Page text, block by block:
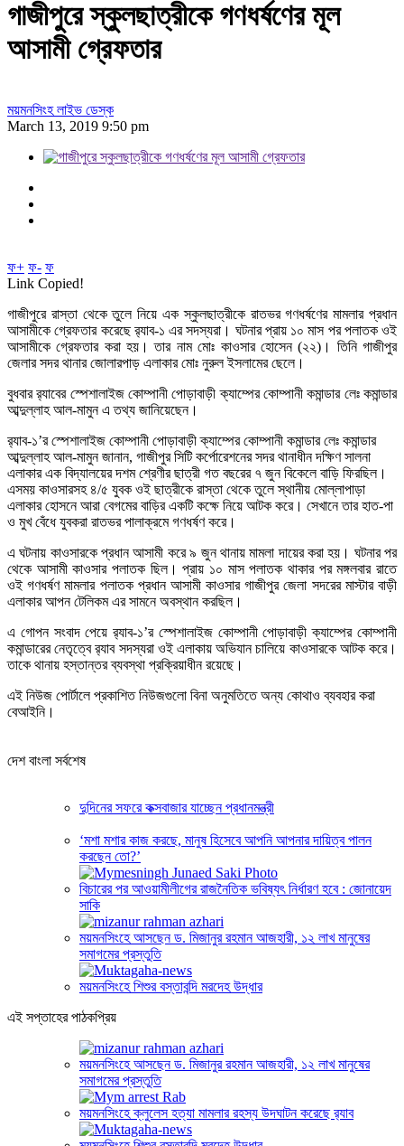
গাজীপুরে স্কুলছাত্রীকে গণধর্ষণের মূল
আসামী গ্রেফতার
ময়মনসিংহ লাইভ ডেস্ক
March 13, 2019 9:50 pm
ফ+ ফ- ফ
Link Copied!
গাজীপুরে রাস্তা থেকে তুলে নিয়ে এক স্কুলছাত্রীকে রাতভর গণধর্ষণের মামলার প্রধান
আসামীকে গ্রেফতার করেছে র‌্যাব-১ এর সদস্যরা। ঘটনার প্রায় ১০ মাস পর পলাতক ওই
আসামীকে গ্রেফতার করা হয়। তার নাম মোঃ কাওসার হোসেন (২২)। তিনি গাজীপুর
জেলার সদর থানার জোলারপাড় এলাকার মোঃ নুরুল ইসলামের ছেলে।
বুধবার র‌্যাবের স্পেশালাইজ কোম্পানী পোড়াবাড়ী ক্যাম্পের কোম্পানী কমান্ডার লেঃ কমান্ডার
আব্দুল্লাহ আল-মামুন এ তথ্য জানিয়েছেন।
র‌্যাব-১’র স্পেশালাইজ কোম্পানী পোড়াবাড়ী ক্যাম্পের কোম্পানী কমান্ডার লেঃ কমান্ডার
আব্দুল্লাহ আল-মামুন জানান, গাজীপুর সিটি কর্পোরেশনের সদর থানাধীন দক্ষিণ সালনা
এলাকার এক বিদ্যালয়ের দশম শ্রেণীর ছাত্রী গত বছরের ৭ জুন বিকেলে বাড়ি ফিরছিল।
এসময় কাওসারসহ ৪/৫ যুবক ওই ছাত্রীকে রাস্তা থেকে তুলে স্থানীয় মোল্লাপাড়া
এলাকার হোসনে আরা বেগমের বাড়ির একটি কক্ষে নিয়ে আটক করে। সেখানে তার হাত-পা
ও মুখ বেঁধে যুবকরা রাতভর পালাক্রমে গণধর্ষণ করে।
এ ঘটনায় কাওসারকে প্রধান আসামী করে ৯ জুন থানায় মামলা দায়ের করা হয়। ঘটনার পর
থেকে আসামী কাওসার পলাতক ছিল। প্রায় ১০ মাস পলাতক থাকার পর মঙ্গলবার রাতে
ওই গণধর্ষণ মামলার পলাতক প্রধান আসামী কাওসার গাজীপুর জেলা সদরের মাস্টার বাড়ী
এলাকার আপন টেলিকম এর সামনে অবস্থান করছিল।
এ গোপন সংবাদ পেয়ে র‌্যাব-১’র স্পেশালাইজ কোম্পানী পোড়াবাড়ী ক্যাম্পের কোম্পানী
কমান্ডারের নেতৃত্বে র‌্যাব সদস্যরা ওই এলাকায় অভিযান চালিয়ে কাওসারকে আটক করে।
তাকে থানায় হস্তান্তর ব্যবস্থা প্রক্রিয়াধীন রয়েছে।
এই নিউজ পোর্টালে প্রকাশিত নিউজগুলো বিনা অনুমতিতে অন্য কোথাও ব্যবহার করা
বেআইনি।
দেশ বাংলা সর্বশেষ
দুদিনের সফরে কক্সবাজার যাচ্ছেন প্রধানমন্ত্রী
‘মশা মশার কাজ করছে, মানুষ হিসেবে আপনি আপনার দায়িত্ব পালন
করছেন তো?’
বিচারের পর আওয়ামীলীগের রাজনৈতিক ভবিষ্যৎ নির্ধারণ হবে : জোনায়েদ
সাকি
ময়মনসিংহে আসছেন ড. মিজানুর রহমান আজহারী, ১২ লাখ মানুষের
সমাগমের প্রস্তুতি
ময়মনসিংহে শিশুর বস্তাবন্দি মরদেহ উদ্ধার
এই সপ্তাহের পাঠকপ্রিয়
ময়মনসিংহে আসছেন ড. মিজানুর রহমান আজহারী, ১২ লাখ মানুষের
সমাগমের প্রস্তুতি
ময়মনসিংহে ক্লুলেস হত্যা মামলার রহস্য উদঘাটন করেছে র‍্যাব